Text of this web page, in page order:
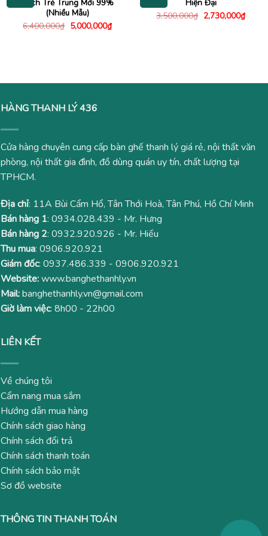
Cách Trẻ Trung Mới 99%
(Nhiều Mẫu)
6,400,000₫ Giá
gốc
5,000,000₫Giá
hiện
Hiện Đại
3,500,000₫ Giá
gốc
2,730,000₫Giá
hiện
HÀNG THANH LÝ 436
Cửa hàng chuyên cung cấp bàn ghế thanh lý giá rẻ, nội thất văn
phòng, nội thất gia đình, đồ dùng quán uy tín, chất lượng tại
TPHCM.
Địa chỉ: 11A Bùi Cẩm Hổ, Tân Thới Hoà, Tân Phú, Hồ Chí Minh
Bán hàng 1: 0934.028.439 - Mr. Hưng
Bán hàng 2: 0932.920.926 - Mr. Hiếu
Thu mua: 0906.920.921
Giám đốc: 0937.486.339 - 0906.920.921
Website:www.banghethanhly.vn
Mail:banghethanhly.vn@gmail.com
Giờ làm việc: 8h00 - 22h00
LIÊN KẾT
Về chúng tôi
Cẩm nang mua sắm
Hướng dẫn mua hàng
Chính sách giao hàng
Chính sách đổi trả
Chính sách thanh toán
Chính sách bảo mật
Sơ đồ website
THÔNG TIN THANH TOÁN